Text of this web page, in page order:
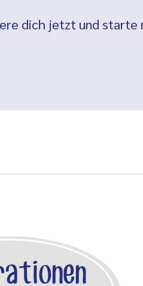
dich jetzt und starte